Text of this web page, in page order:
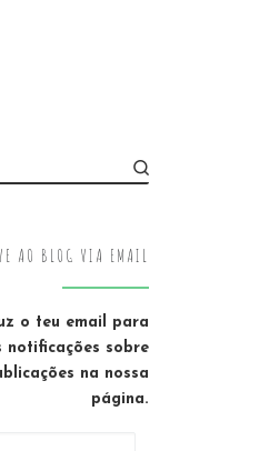
AO BLOG VIA EMAIL
o teu email para
notificações sobre
na nossa
página.